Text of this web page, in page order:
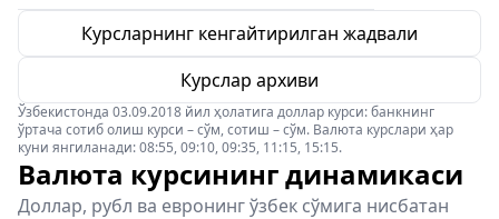
Курсларнинг кенгайтирилган жадвали
Курслар архиви
Ўзбекистонда 03.09.2018 йил ҳолатига доллар курси: банкнинг
ўртача сотиб олиш курси – сўм, сотиш – сўм. Валюта курслари ҳар
куни янгиланади: 08:55, 09:10, 09:35, 11:15, 15:15.
Валюта курсининг динамикаси
Доллар, рубл ва евронинг ўзбек сўмига нисбатан